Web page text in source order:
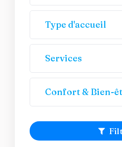
Type d'accueil
Services
Confort & Bien-